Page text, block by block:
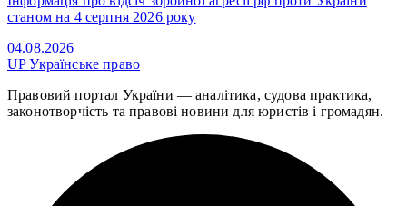
станом на 4 серпня 2026 року
04.08.2026
UPУкраїнське право
Правовий портал України — аналітика, судова практика,
законотворчість та правові новини для юристів і громадян.